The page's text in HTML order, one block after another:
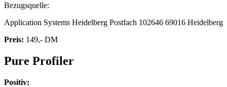
Bezugsquelle:
Application Systems Heidelberg Postfach 102646 69016 Heidelberg
Preis: 149,- DM
Pure Profiler
Positiv: